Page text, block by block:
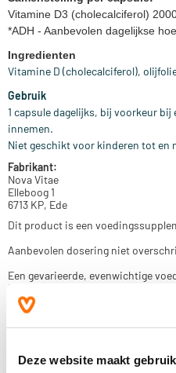
Deze website maakt
Vitamine D3 (cholecalciferol)
*ADH - Aanbevolen dagelijkse
Ingredienten
Vitamine D (cholecalciferol),
Gebruik
1 capsule dagelijks, bij voorkeur
innemen.
Niet geschikt voor kinderen tot en
Fabrikant:
Nova Vitae
Elleboog 1
6713 KP, Ede
Dit product is een
Aanbevolen dosering niet
Een gevarieerde, evenwichtige
belangrijk. Een
gevarieerde voeding.
Buiten bereik van jonge kinderen
geadviseerd op het etiket.